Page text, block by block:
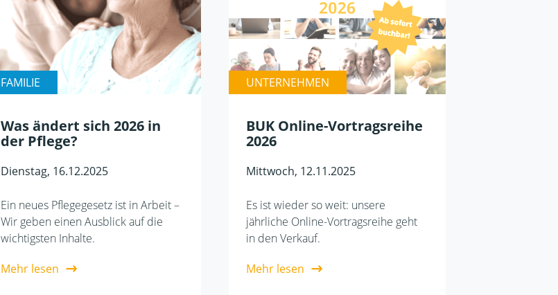
FAMILIE
Was ändert sich 2026 in
der Pflege?
Dienstag, 16.12.2025
Ein neues Pflegegesetz ist in Arbeit –
Wir geben einen Ausblick auf die
wichtigsten Inhalte.
Mehr lesen
UNTERNEHMEN
BUK Online-Vortragsreihe
2026
Mittwoch, 12.11.2025
Es ist wieder so weit: unsere
jährliche Online-Vortragsreihe geht
in den Verkauf.
Mehr lesen